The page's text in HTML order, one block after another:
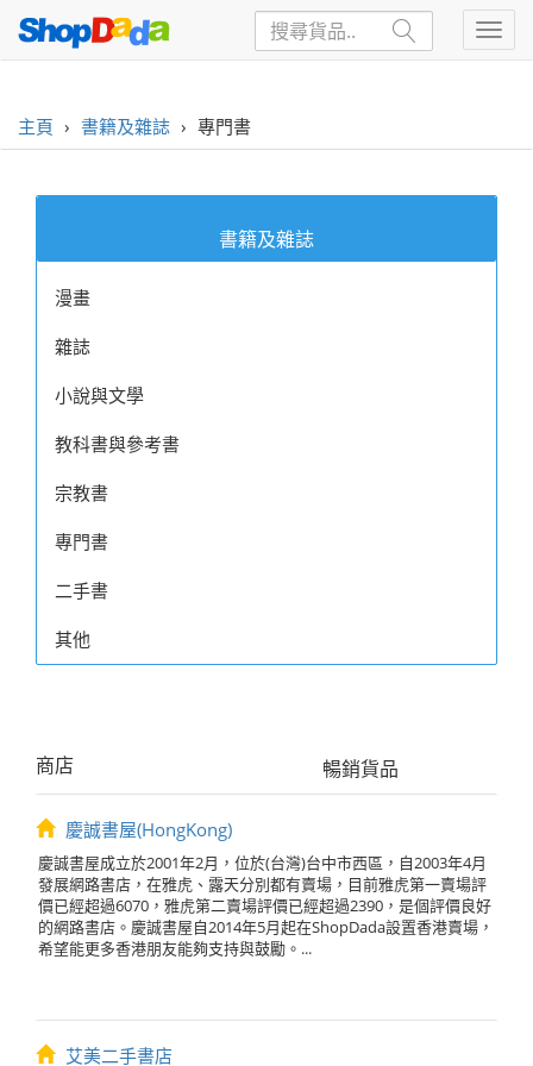
主頁 › 書籍及雜誌 › 專門書
書籍及雜誌
漫畫
雜誌
小說與文學
教科書與參考書
宗教書
專門書
二手書
其他
商店 暢銷貨品
慶誠書屋(HongKong)
慶誠書屋成立於2001年2月，位於(台灣)台中市西區，自2003年4月
發展網路書店，在雅虎、露天分別都有賣場，目前雅虎第一賣場評
價已經超過6070，雅虎第二賣場評價已經超過2390，是個評價良好
的網路書店。慶誠書屋自2014年5月起在ShopDada設置香港賣場，
希望能更多香港朋友能夠支持與鼓勵。...
艾美二手書店